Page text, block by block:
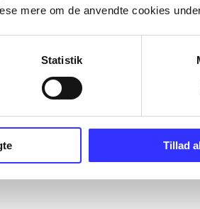
mere om de anvendte cookies under
Statistik
Tillad